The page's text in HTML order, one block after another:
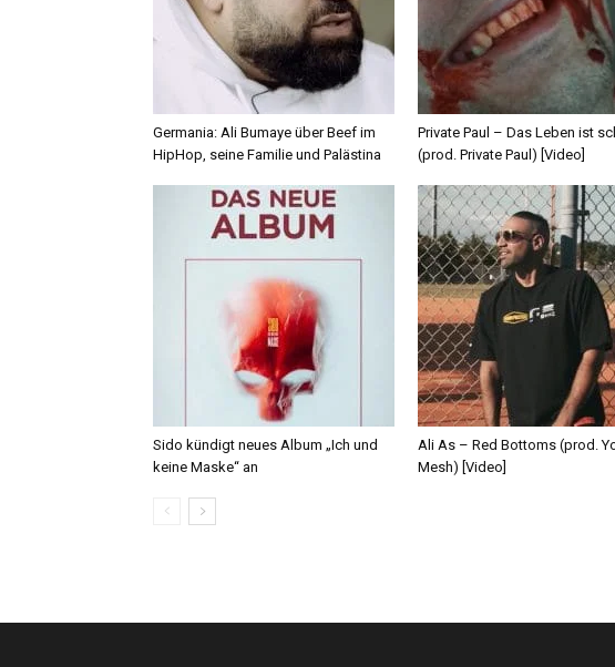
Germania: Ali Bumaye über Beef im
HipHop, seine Familie und Palästina
Private Paul – Das Leben ist
(prod. Private Paul) [Video]
Sido kündigt neues Album „Ich und
keine Maske“ an
Ali As – Red Bottoms (prod.
Mesh) [Video]